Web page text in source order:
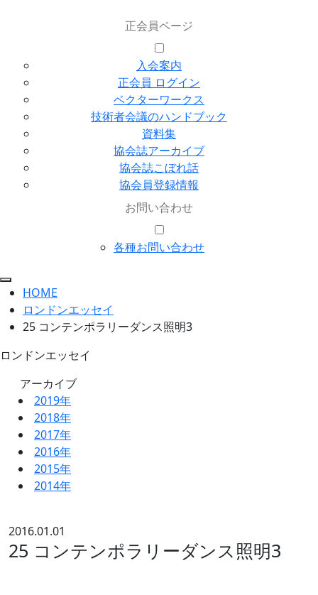
正会員ページ
入会案内
正会員 ログイン
ベクターワークス
技術者会議のハンドブック
資料集
協会誌アーカイブ
協会誌こぼれ話
協会員登録情報
お問い合わせ
各種お問い合わせ
HOME
ロンドンエッセイ
25 コンテンポラリーダンス照明3
ロンドンエッセイ
アーカイブ
2019年
2018年
2017年
2016年
2015年
2014年
2016.01.01
25 コンテンポラリーダンス照明3